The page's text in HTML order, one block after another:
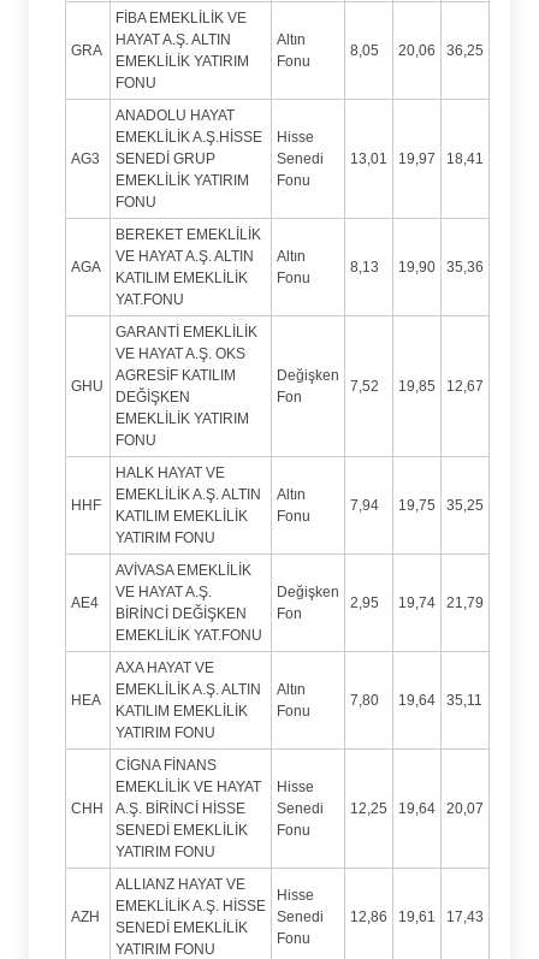
GRA
FİBA EMEKLİLİK VE
HAYAT A.Ş. ALTIN
EMEKLİLİK YATIRIM
FONU
Altın
Fonu
8,05 20,06 36,25
AG3
ANADOLU HAYAT
EMEKLİLİK A.Ş.HİSSE
SENEDİ GRUP
EMEKLİLİK YATIRIM
FONU
Hisse
Senedi
Fonu
13,01 19,97 18,41
AGA
BEREKET EMEKLİLİK
VE HAYAT A.Ş. ALTIN
KATILIM EMEKLİLİK
YAT.FONU
Altın
Fonu
8,13 19,90 35,36
GHU
GARANTİ EMEKLİLİK
VE HAYAT A.Ş. OKS
AGRESİF KATILIM
DEĞİŞKEN
EMEKLİLİK YATIRIM
FONU
Değişken
Fon
7,52 19,85 12,67
HHF
HALK HAYAT VE
EMEKLİLİK A.Ş. ALTIN
KATILIM EMEKLİLİK
YATIRIM FONU
Altın
Fonu
7,94 19,75 35,25
AE4
AVİVASA EMEKLİLİK
VE HAYAT A.Ş.
BİRİNCİ DEĞİŞKEN
EMEKLİLİK YAT.FONU
Değişken
Fon
2,95 19,74 21,79
HEA
AXA HAYAT VE
EMEKLİLİK A.Ş. ALTIN
KATILIM EMEKLİLİK
YATIRIM FONU
Altın
Fonu
7,80 19,64 35,11
CHH
CİGNA FİNANS
EMEKLİLİK VE HAYAT
A.Ş. BİRİNCİ HİSSE
SENEDİ EMEKLİLİK
YATIRIM FONU
Hisse
Senedi
Fonu
12,25 19,64 20,07
AZH
ALLIANZ HAYAT VE
EMEKLİLİK A.Ş. HİSSE
SENEDİ EMEKLİLİK
YATIRIM FONU
Hisse
Senedi
Fonu
12,86 19,61 17,43